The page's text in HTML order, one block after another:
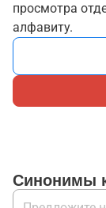
просмотра
алфавиту.
Синонимы